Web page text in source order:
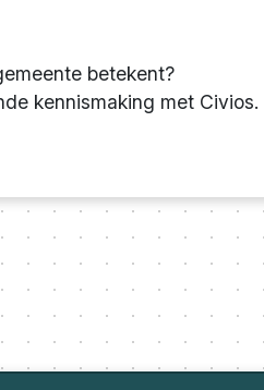
betekent?
kennismaking met Civios.